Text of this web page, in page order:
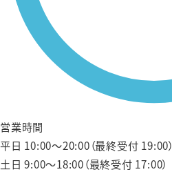
営業時間
平日 10:00〜20:00（最終受付 19:00）
土日 9:00〜18:00（最終受付 17:00）